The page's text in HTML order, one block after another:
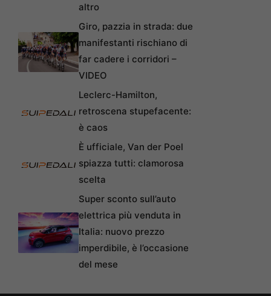
altro
Giro, pazzia in strada: due
manifestanti rischiano di
far cadere i corridori –
VIDEO
Leclerc-Hamilton,
retroscena stupefacente:
è caos
È ufficiale, Van der Poel
spiazza tutti: clamorosa
scelta
Super sconto sull’auto
elettrica più venduta in
Italia: nuovo prezzo
imperdibile, è l’occasione
del mese